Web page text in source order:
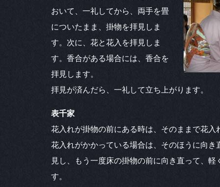
おいて、一礼してから、両手を畳
についたまま、掛物を拝見しま
す。次に、花と花入を拝見しま
す。香合がある場合には、香合を
拝見します。
拝見が済んだら、一礼して立ち上がります。
表千家
花入れが掛物の前にある時は、そのままで花入
花入れがかかっている場合は、そのほうに向き
見し、もう一度床の掛物の前に向き直って、軽
す。